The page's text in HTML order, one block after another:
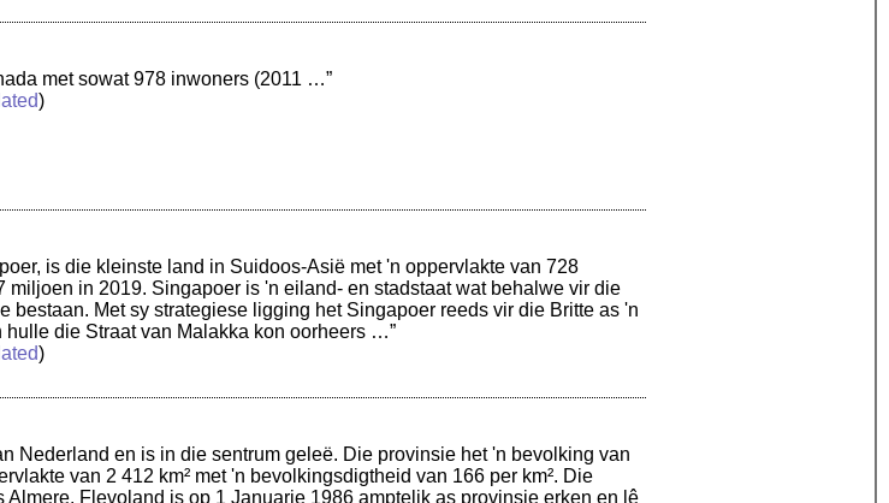
met sowat 978 inwoners (2011 …”
)
is die kleinste land in Suidoos-Asië met 'n oppervlakte van 728
in 2019. Singapoer is 'n eiland- en stadstaat wat behalwe vir die
bestaan. Met sy strategiese ligging het Singapoer reeds vir die Britte as 'n
die Straat van Malakka kon oorheers …”
)
Nederland en is in die sentrum geleë. Die provinsie het 'n bevolking van
van 2 412 km² met 'n bevolkingsdigtheid van 166 per km². Die
Almere. Flevoland is op 1 Januarie 1986 amptelik as provinsie erken en lê